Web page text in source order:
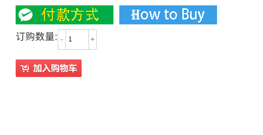
订购数量: - +